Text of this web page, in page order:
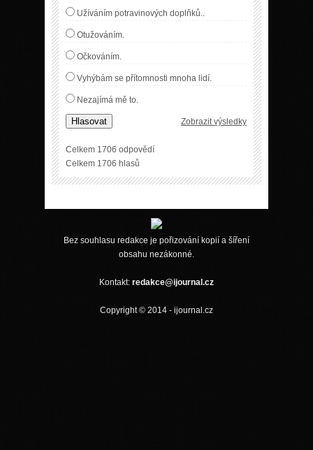
Užíváním potravinových doplňků..
Otužováním.
Očkováním.
Vyhýbám se přítomnosti mnoha lidí.
Nezajímá mě to.
Hlasovat Zobrazit výsledky
Celkem 1706 odpovědí
Celkem 1706 hlasů
Bez souhlasu redakce je pořizování kopií a šíření
obsahu nezákonné.
Kontakt: redakce@ijournal.cz
Copyright © 2014 - ijournal.cz